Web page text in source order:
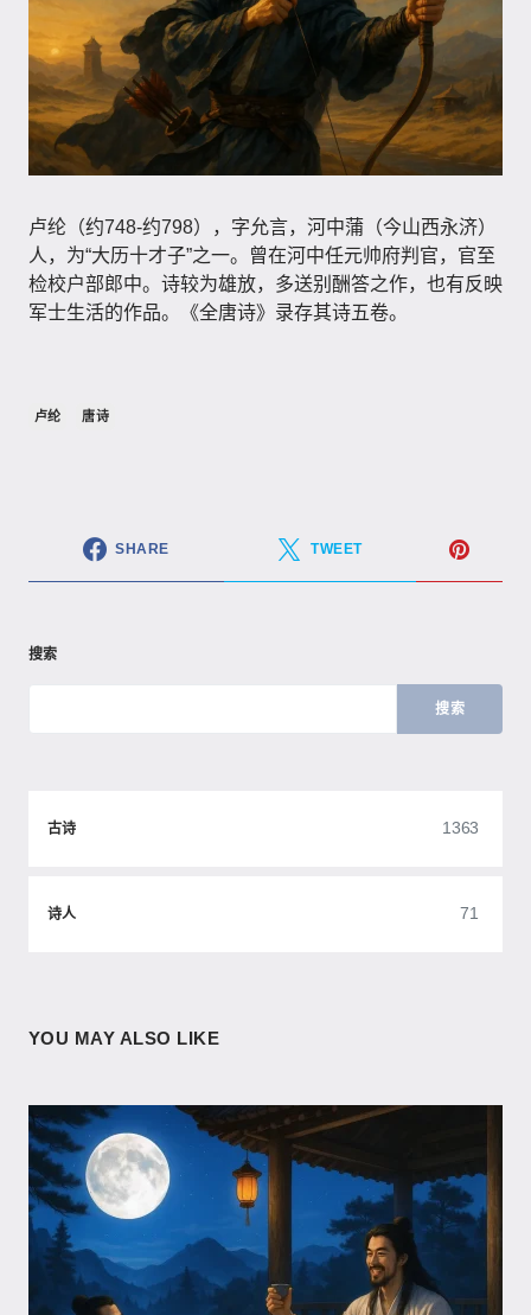
卢纶（约748-约798），字允言，河中蒲（今山西永济）
人，为“大历十才子”之一。曾在河中任元帅府判官，官至
检校户部郎中。诗较为雄放，多送别酬答之作，也有反映
军士生活的作品。《全唐诗》录存其诗五卷。
卢纶 唐诗
SHARE TWEET
搜索
搜索
古诗 1363
诗人 71
YOU MAY ALSO LIKE